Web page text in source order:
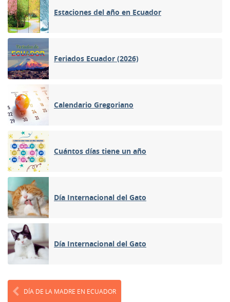
Estaciones del año en Ecuador
Feriados Ecuador (2026)
Calendario Gregoriano
Cuántos días tiene un año
Día Internacional del Gato
Día Internacional del Gato
DÍA DE LA MADRE EN ECUADOR